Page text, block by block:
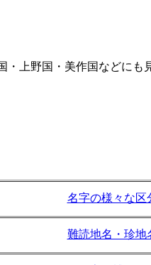
上野国・美作国などにも
名字の様々な区
難読地名・珍地